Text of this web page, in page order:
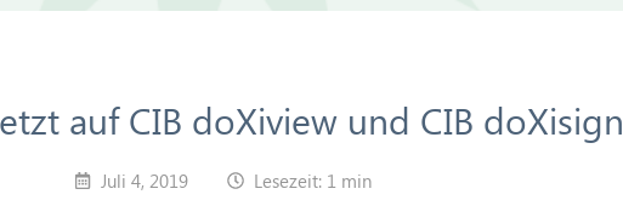
auf CIB doXiview und CIB doXisign
Juli 4, 2019 Lesezeit: 1 min